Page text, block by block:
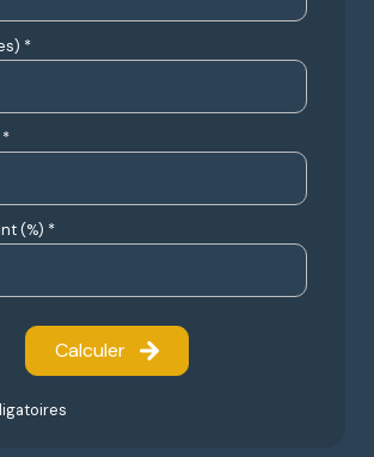
*
(%) *
Calculer